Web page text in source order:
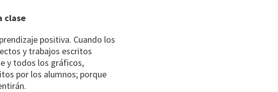
clase
positiva. Cuando los
y trabajos escritos
y todos los gráficos,
por los alumnos; porque